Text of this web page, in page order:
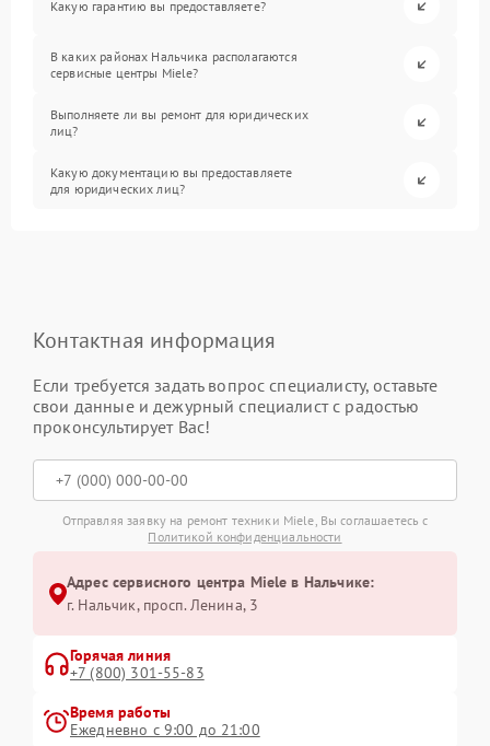
Какую гарантию вы предоставляете?
В каких районах Нальчика располагаются
сервисные центры Miele?
Выполняете ли вы ремонт для юридических
лиц?
Какую документацию вы предоставляете
для юридических лиц?
Контактная информация
Если требуется задать вопрос специалисту, оставьте
свои данные и дежурный специалист с радостью
проконсультирует Вас!
Отправляя заявку на ремонт техники Miele, Вы соглашаетесь с
Политикой конфиденциальности
Адрес сервисного центра Miele в Нальчике:
г. Нальчик, просп. Ленина, 3
Горячая линия
+7 (800) 301-55-83
Время работы
Ежедневно с 9:00 до 21:00